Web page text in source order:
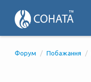
Форум Побажання